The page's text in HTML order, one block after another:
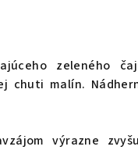
zeleného
chuti malín.
výrazne